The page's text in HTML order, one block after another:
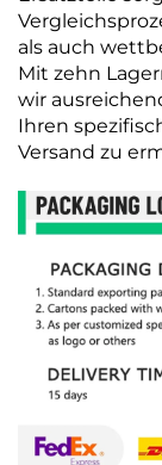
als auch
Mit zehn
wir
Ihren
Versand zu